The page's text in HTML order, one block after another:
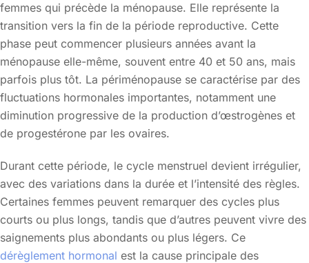
femmes qui précède la ménopause. Elle représente la
transition vers la fin de la période reproductive. Cette
phase peut commencer plusieurs années avant la
ménopause elle-même, souvent entre 40 et 50 ans, mais
parfois plus tôt. La périménopause se caractérise par des
fluctuations hormonales importantes, notamment une
diminution progressive de la production d’œstrogènes et
de progestérone par les ovaires.
Durant cette période, le cycle menstruel devient irrégulier,
avec des variations dans la durée et l’intensité des règles.
Certaines femmes peuvent remarquer des cycles plus
courts ou plus longs, tandis que d’autres peuvent vivre des
saignements plus abondants ou plus légers. Ce
dérèglement hormonal est la cause principale des